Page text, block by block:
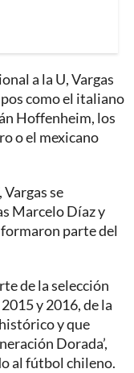
a la U, Vargas
como el italiano
Hoffenheim, los
o el mexicano
se
Marcelo Díaz y
parte del
de la selección
y 2016, de la
y que
Dorada’,
al fútbol chileno.